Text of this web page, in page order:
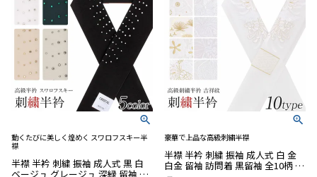
動くたびに美しく煌めく スワロフスキー半
襟
半襟 半衿 刺繍 振袖 成人式 黒 白
ベージュ グレージュ 深緑 留袖 訪
豪華で上品な高級刺繍半襟
半襟 半衿 刺繍 振袖 成人式 白 金
白金 留袖 訪問着 黒留袖 全10柄 吉
キーワード